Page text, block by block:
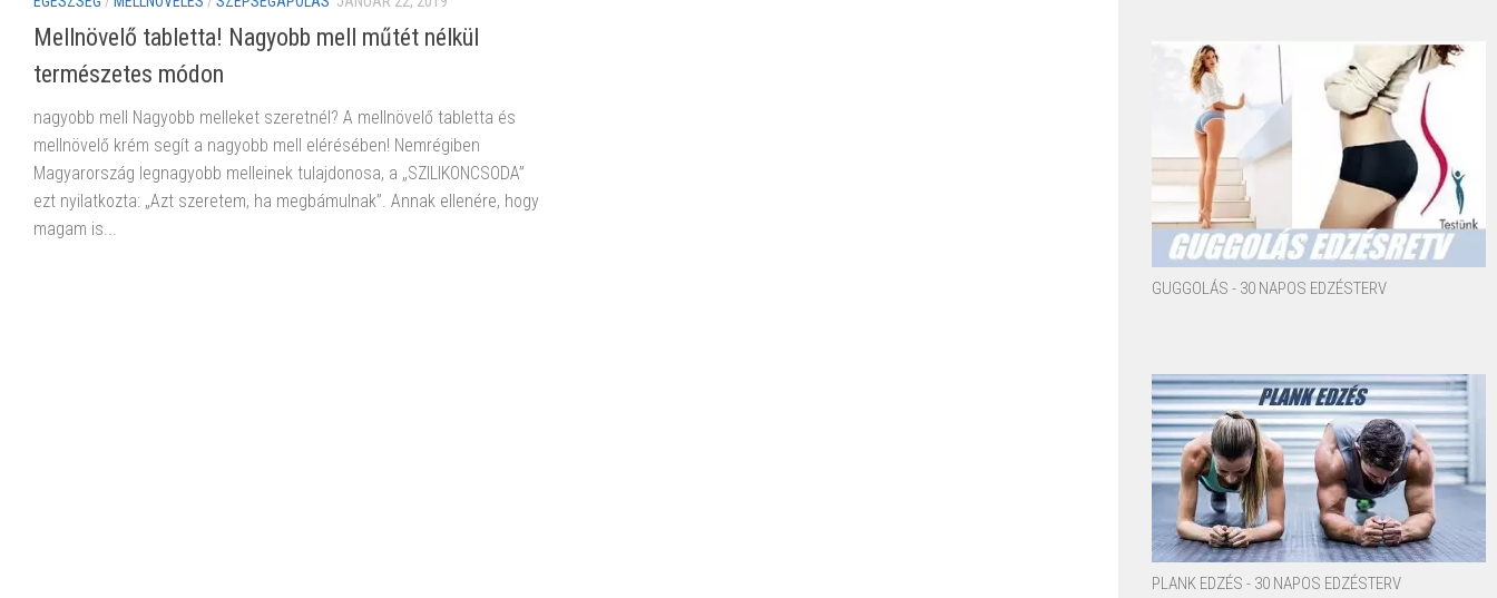
Mellnövelő tabletta! Nagyobb mell műtét nélkül
természetes módon
nagyobb mell Nagyobb melleket szeretnél? A mellnövelő tabletta és
mellnövelő krém segít a nagyobb mell elérésében! Nemrégiben
Magyarország legnagyobb melleinek tulajdonosa, a „SZILIKONCSODA”
ezt nyilatkozta: „Azt szeretem, ha megbámulnak”. Annak ellenére, hogy
magam is...
GUGGOLÁS - 30 NAPOS EDZÉSTERV
PLANK EDZÉS - 30 NAPOS EDZÉSTERV